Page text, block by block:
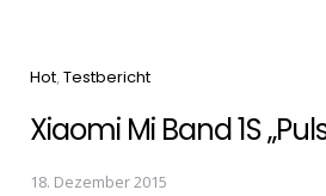
Categories
Hot Testbericht
Xiaomi Mi Band 1S
18. Dezember 2015